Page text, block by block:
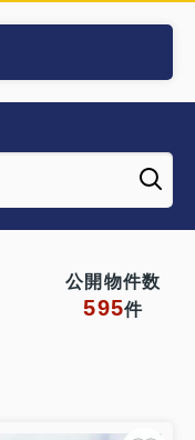
公開物件数
595件